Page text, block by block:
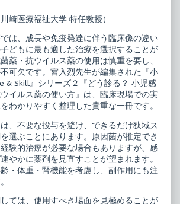
崎医療福祉大学 特任教授）
は、成長や免疫発達に伴う臨床像の違い
どもに最も適した治療を選択することが
薬・抗ウイルス薬の使用は慎重を要し、
可欠です。宮入烈先生が編集された『小
& Skill』シリーズ２『どう診る？ 小児感
イルス薬の使い方』は、臨床現場での実
わかりやすく整理した貴重な一冊です。
、不要な投与を避け、できるだけ狭域ス
選ぶことにあります。原因菌が推定でき
験的治療が必要な場合もありますが、感
やかに薬剤を見直すことが望まれます。
・体重・腎機能を考慮し、副作用にも注
ては、使用すべき場面を見極めることが